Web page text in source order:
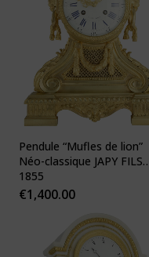
Pendule “Mufles de lion”
Néo-classique JAPY FILS
1855
€1,400.00